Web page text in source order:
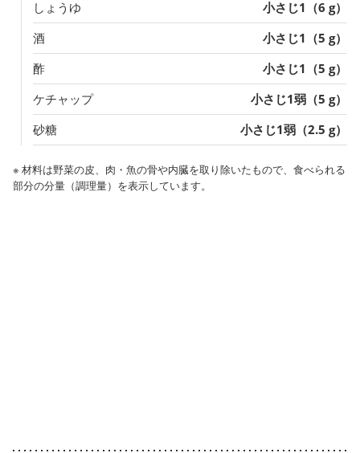
しょうゆ
小さじ1（6 g）
酒
小さじ1（5 g）
酢
小さじ1（5 g）
ケチャップ
小さじ1弱（5 g）
砂糖
小さじ1弱（2.5 g）
※ 材料は野菜の皮、肉・魚の骨や内臓を取り除いたもので、食べられる
部分の分量（調理量）を表示しています。